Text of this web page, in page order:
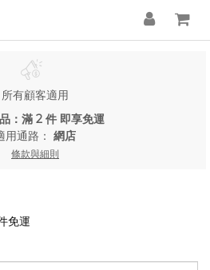
所有顧客適用
：滿 2 件 即享免運
用通路： 網店
條款與細則
免運